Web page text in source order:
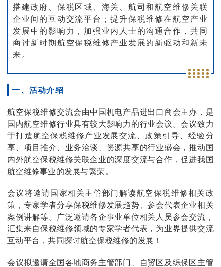
搭建政府、保税区域、海关、航司和航空维修关联
企业间的互动交流平台；提升保税维修在航空产业
发展中的影响力，加强业内人士的沟通合作，共同
商讨新时期航空保税维修产业发展的新驱动和新未
来。
一、活动介绍
航空保税维修交流会由中国机电产品进出口商会主办，是
国内航空维修行业具有较大影响力的行业会议。会议致力
于打造航空保税维修产业发展交流、政策引导、经验分
享、项目推介、业务洽谈、资源共享的行业盛会，推动国
内外航空保税维修关联企业的深度交流与合作，促进我国
航空维修事业的发展与繁荣。
会议将邀请国家相关主管部门解读航空保税维修相关政
策，专家学者分享保税维修发展趋势、参会代表企业相关
案例讲解等。广泛邀请各企事业单位相关人员参会交流，
汇集来自保税维修领域的专家学者代表，为业界提供交流
互动平台，共同探讨航空保税维修的发展！
会议拟邀请全国各地商务主管部门、自贸区及综保区主管